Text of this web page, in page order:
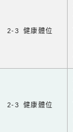
2-3 健康體位
2-3 健康體位